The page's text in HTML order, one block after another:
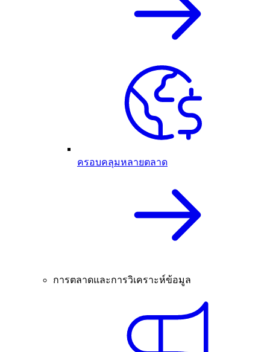
ครอบคลุมหลายตลาด
การตลาดและการวิเคราะห์ข้อมูล